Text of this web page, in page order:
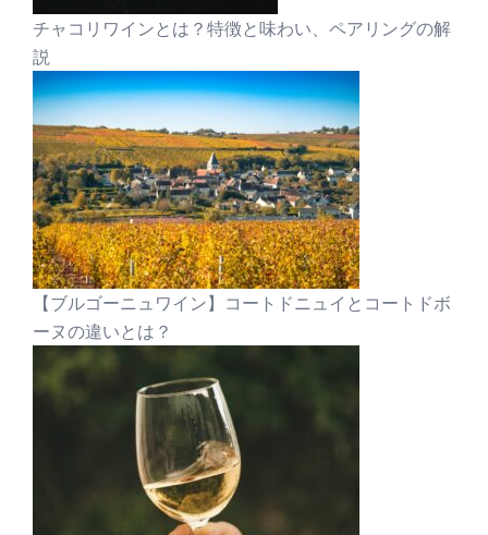
チャコリワインとは？特徴と味わい、ペアリングの解
説
【ブルゴーニュワイン】コートドニュイとコートドボ
ーヌの違いとは？